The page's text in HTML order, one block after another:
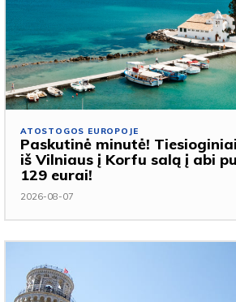
ATOSTOGOS EUROPOJE
Paskutinė minutė!
iš Vilniaus į Korfu salą į abi
129 eurai!
2026-08-07